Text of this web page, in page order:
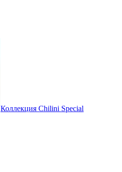
Коллекция Chilini Special